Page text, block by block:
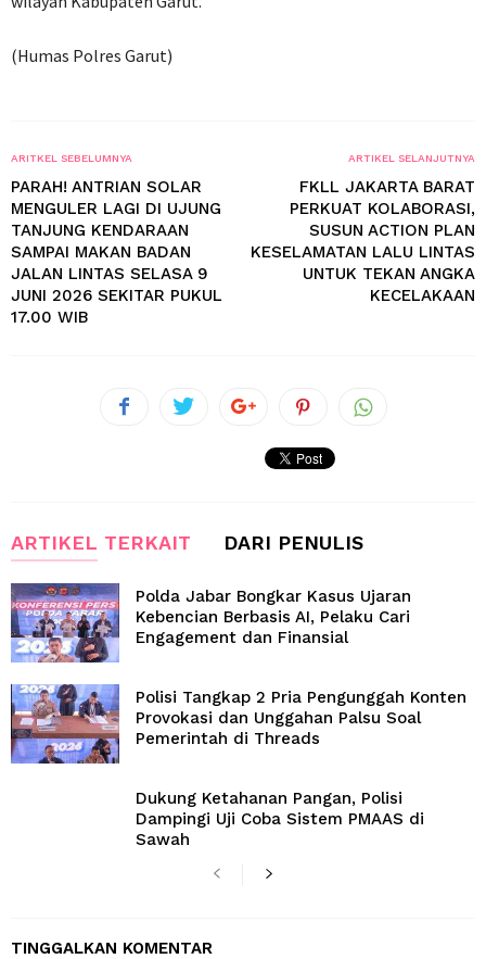
(Humas Polres Garut)
ARITKEL SEBELUMNYA
PARAH! ANTRIAN SOLAR
MENGULER LAGI DI UJUNG
TANJUNG KENDARAAN
SAMPAI MAKAN BADAN
JALAN LINTAS SELASA 9
JUNI 2026 SEKITAR PUKUL
17.00 WIB
ARTIKEL SELANJUTNYA
FKLL JAKARTA BARAT
PERKUAT KOLABORASI,
SUSUN ACTION PLAN
KESELAMATAN LALU LINTAS
UNTUK TEKAN ANGKA
KECELAKAAN
ARTIKEL TERKAIT DARI PENULIS
Polda Jabar Bongkar Kasus Ujaran
Kebencian Berbasis AI, Pelaku Cari
Engagement dan Finansial
Polisi Tangkap 2 Pria Pengunggah Konten
Provokasi dan Unggahan Palsu Soal
Pemerintah di Threads
Dukung Ketahanan Pangan, Polisi
Dampingi Uji Coba Sistem PMAAS di
Sawah
TINGGALKAN KOMENTAR